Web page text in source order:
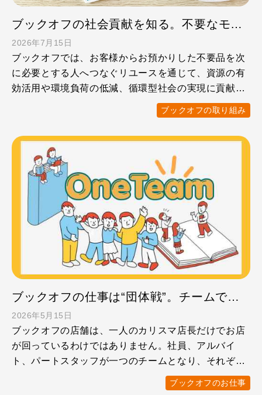
ブックオフの社会貢献を知る。不要なモノが支援につながるリユースの仕事
2026年7月15日
ブックオフでは、お客様からお預かりした不要品を次
に必要とする人へつなぐリユースを通じて、資源の有
効活用や環境負荷の低減、循環型社会の実現に貢献し
ブックオフの取り組み
ブックオフの仕事は“団体戦”。チームで取り組む店舗運営のおもしろさ
2026年5月15日
ブックオフの店舗は、一人のカリスマ店長だけでお店
が回っているわけではありません。社員、アルバイ
ト、パートスタッフが一つのチームとなり、それぞれ
ブックオフのお仕事